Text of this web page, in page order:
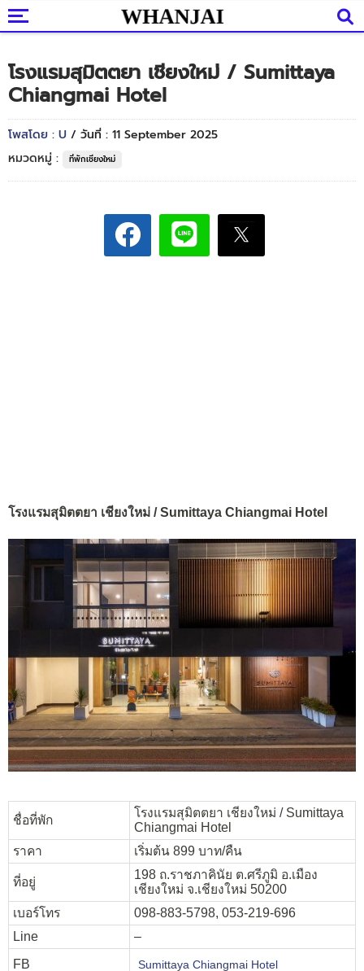
โรงแรมสุมิตตยา เชียงใหม่ / Sumittaya
Chiangmai Hotel
โพสโดย : U / วันที่ : 11 September 2025
หมวดหมู่ :
ที่พักเชียงใหม่
โรงแรมสุมิตตยา เชียงใหม่ / Sumittaya Chiangmai Hotel
ชื่อที่พัก
โรงแรมสุมิตตยา เชียงใหม่ / Sumittaya
Chiangmai Hotel
ราคา
เริ่มต้น 899 บาท/คืน
ที่อยู่
198 ถ.ราชภาคินัย ต.ศรีภูมิ อ.เมือง
เชียงใหม่ จ.เชียงใหม่ 50200
เบอร์โทร
098-883-5798, 053-219-696
Line
–
FB
Sumittaya Chiangmai Hotel